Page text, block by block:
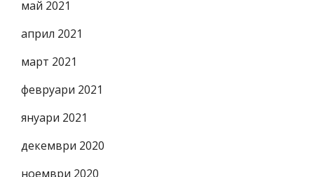
май 2021
април 2021
март 2021
февруари 2021
януари 2021
декември 2020
ноември 2020